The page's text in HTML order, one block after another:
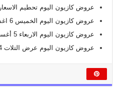
عروض كازيون اليوم تحطيم الاسعار 6 حتى 10 اغسطس 2026
عروض كازيون اليوم الخميس 6 اغسطس 2026 التوفير على كبير
عروض كازيون اليوم الاربعاء 5 أغسطس 2026
عروض كازيون اليوم عرض التلات 4 حتى 10 اغسطس 2026